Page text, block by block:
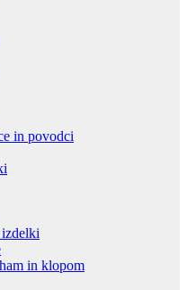
in povodci
in klopom